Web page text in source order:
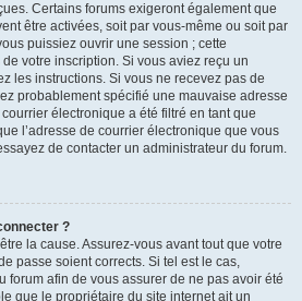
Certains forums exigeront également que
être activées, soit par vous-même ou soit par
puissiez ouvrir une session ; cette
votre inscription. Si vous aviez reçu un
les instructions. Si vous ne recevez pas de
probablement spécifié une mauvaise adresse
électronique a été filtré en tant que
l’adresse de courrier électronique que vous
de contacter un administrateur du forum.
?
la cause. Assurez-vous avant tout que votre
passe soient corrects. Si tel est le cas,
forum afin de vous assurer de ne pas avoir été
que le propriétaire du site internet ait un